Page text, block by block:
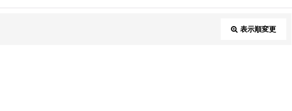
表示順変更